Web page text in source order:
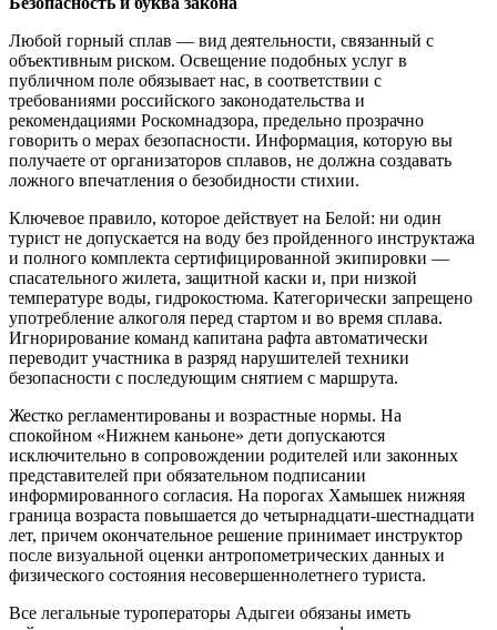
Любой горный сплав — вид деятельности, связанный с
объективным риском. Освещение подобных услуг в
публичном поле обязывает нас, в соответствии с
требованиями российского законодательства и
рекомендациями Роскомнадзора, предельно прозрачно
говорить о мерах безопасности. Информация, которую вы
получаете от организаторов сплавов, не должна создавать
ложного впечатления о безобидности стихии.
Ключевое правило, которое действует на Белой: ни один
турист не допускается на воду без пройденного инструктажа
и полного комплекта сертифицированной экипировки —
спасательного жилета, защитной каски и, при низкой
температуре воды, гидрокостюма. Категорически запрещено
употребление алкоголя перед стартом и во время сплава.
Игнорирование команд капитана рафта автоматически
переводит участника в разряд нарушителей техники
безопасности с последующим снятием с маршрута.
Жестко регламентированы и возрастные нормы. На
спокойном «Нижнем каньоне» дети допускаются
исключительно в сопровождении родителей или законных
представителей при обязательном подписании
информированного согласия. На порогах Хамышек нижняя
граница возраста повышается до четырнадцати-шестнадцати
лет, причем окончательное решение принимает инструктор
после визуальной оценки антропометрических данных и
физического состояния несовершеннолетнего туриста.
Все легальные туроператоры Адыгеи обязаны иметь